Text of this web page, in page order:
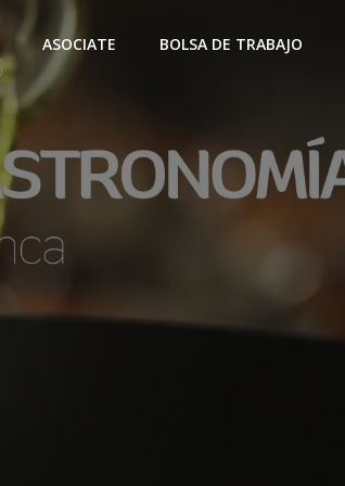
ASOCIATE BOLSA DE TRABAJO